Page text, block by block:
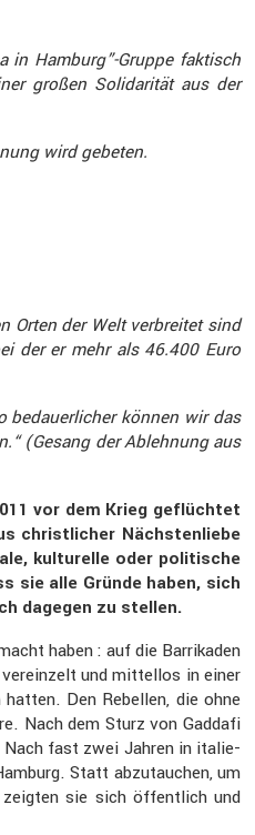
Hamburg”-Gruppe faktisch
großen Solida­rität aus der
wird gebeten.
Orten der Welt verbreitet sind
der er mehr als 46.400 Euro
bedau­er­li­cher können wir das
(Gesang der Ableh­nung aus
vor dem Krieg geflüchtet
christ­li­cher Nächs­ten­liebe
kultu­relle oder politi­sche
sie alle Gründe haben, sich
dagegen zu stellen.
haben : auf die Barri­kaden
verein­zelt und mittellos in einer
Den Rebellen, die ohne
Nach dem Sturz von Gaddafi
Nach fast zwei Jahren in italie­
Statt abzutau­chen, um
zeigten sie sich öffent­lich und